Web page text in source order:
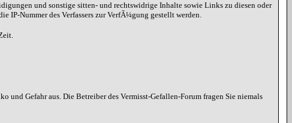
und sonstige sitten- und rechtswidrige Inhalte sowie Links zu diesen oder
IP-Nummer des Verfassers zur VerfÃ¼gung gestellt werden.
Gefahr aus. Die Betreiber des Vermisst-Gefallen-Forum fragen Sie niemals